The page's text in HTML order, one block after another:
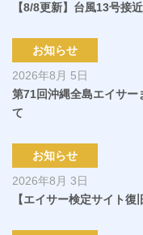
【8/8更新】台風13号接
お知らせ
2026年8月 5日
第71回沖縄全島エイサー
て
お知らせ
2026年8月 3日
【エイサー検定サイト復